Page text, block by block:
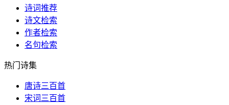
诗词推荐
诗文检索
作者检索
名句检索
热门诗集
唐诗三百首
宋词三百首